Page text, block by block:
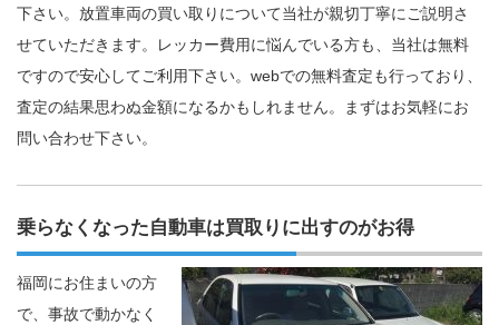
下さい。放置車両の買い取りについて当社が親切丁寧にご説明さ
せていただきます。レッカー費用に悩んでいる方も、当社は無料
ですので安心してご利用下さい。webでの無料査定も行っており、
査定の結果思わぬ金額になるかもしれません。まずはお気軽にお
問い合わせ下さい。
乗らなくなった自動車は買取りに出すのがお得
福岡にお住まいの方
で、事故で動かなく